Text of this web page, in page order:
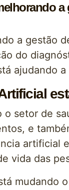
a gestão
do
ajudando
setor de
e
artificial
vida das
mudando